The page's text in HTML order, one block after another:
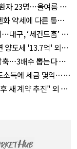
자 23명…올여름 최
약세에 다른 통화
대구, ‘세컨드홈’ 특
양도세 '13.7억' 외
축…3배수 뽑는다 외
소득에 세금 몇억…형
새 계약 추진" 외 11